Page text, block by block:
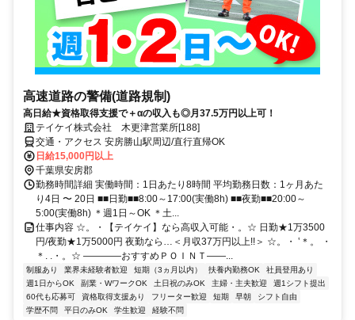
高速道路の警備(道路規制)
高日給★資格取得支援で＋αの収入も◎月37.5万円以上可！
テイケイ株式会社 木更津営業所[188]
交通・アクセス 安房勝山駅周辺/直行直帰OK
日給15,000円以上
千葉県安房郡
勤務時間詳細 実働時間：1日あたり8時間 平均勤務日数：1ヶ月あた
り4日 〜 20日 ■■日勤■■8:00～17:00(実働8h) ■■夜勤■■20:00～
5:00(実働8h) ＊週1日～OK ＊土...
仕事内容 ☆。・【テイケイ】なら高収入可能・。☆ 日勤★1万3500
円/夜勤★1万5000円 夜勤なら…＜月収37万円以上!!＞ ☆。・ ‛＊。 ・
＊. .・。☆ ――――おすすめＰＯＩＮＴ――...
制服あり 業界未経験者歓迎 短期（3ヵ月以内） 扶養内勤務OK
社員登用あり
週1日からOK
副業・WワークOK 土日祝のみOK 主婦・主夫歓迎
週1シフト提出
60代も応募可
資格取得支援あり フリーター歓迎 短期 早朝
シフト自由
学歴不問
平日のみOK 学生歓迎 経験不問